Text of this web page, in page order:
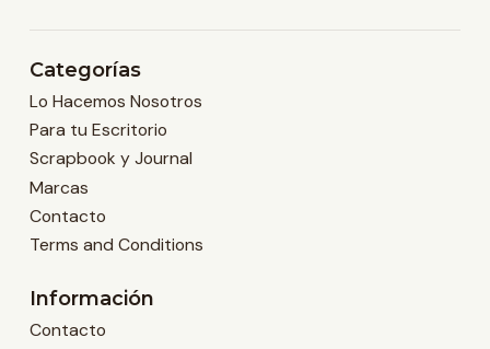
Categorías
Lo Hacemos Nosotros
Para tu Escritorio
Scrapbook y Journal
Marcas
Contacto
Terms and Conditions
Información
Contacto